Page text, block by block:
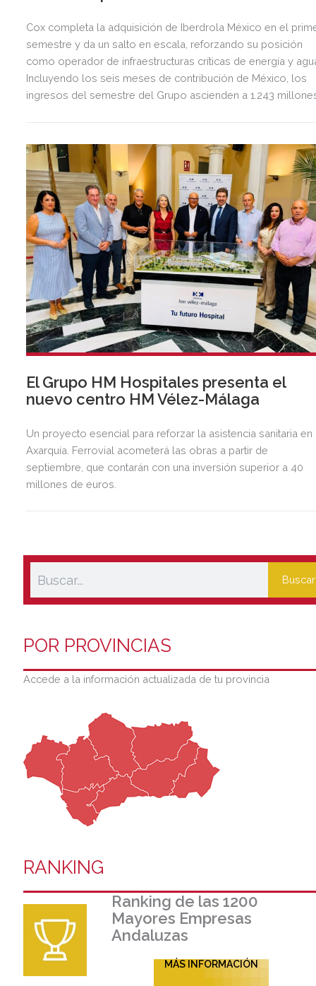
Cox completa la adquisición de Iberdrola México en el
semestre y da un salto en escala, reforzando su posición
como operador de infraestructuras críticas de energía y
Incluyendo los seis meses de contribución de México, los
ingresos del semestre del Grupo ascienden a 1.243
El Grupo HM Hospitales presenta el
nuevo centro HM Vélez-Málaga
Un proyecto esencial para reforzar la asistencia sanitaria en
Axarquía. Ferrovial acometerá las obras a partir de
septiembre, que contarán con una inversión superior a 40
millones de euros.
Buscar
POR PROVINCIAS
Accede a la información actualizada de tu provincia
RANKING
Ranking de las 1200
Mayores Empresas
Andaluzas
MÁS INFORMACIÓN